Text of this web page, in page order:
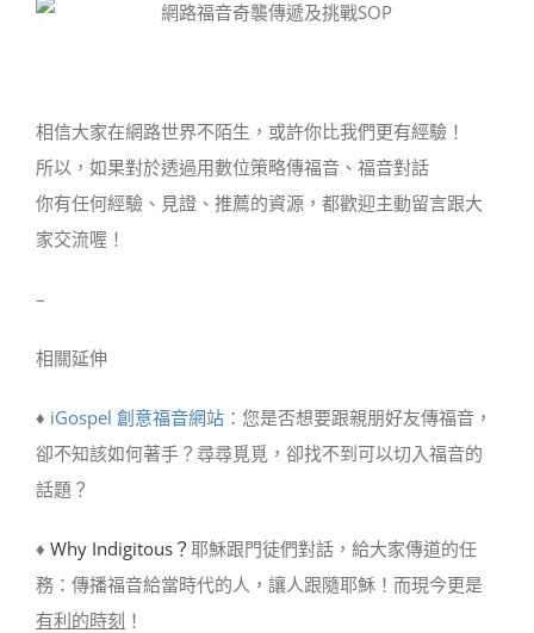
相信大家在網路世界不陌生，或許你比我們更有經驗！
所以，如果對於透過用數位策略傳福音、福音對話
你有任何經驗、見證、推薦的資源，都歡迎主動留言跟大
家交流喔！
–
相關延伸
♦ iGospel 創意福音網站 ：您是否想要跟親朋好友傳福音，
卻不知該如何著手？尋尋覓覓，卻找不到可以切入福音的
話題？
♦ Why Indigitous？ 耶穌跟門徒們對話，給大家傳道的任
務：傳播福音給當時代的人，讓人跟隨耶穌！而現今更是
有利的時刻 ！